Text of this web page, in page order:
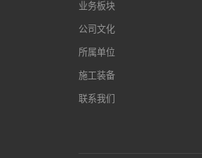
业务板块
公司文化
所属单位
施工装备
联系我们